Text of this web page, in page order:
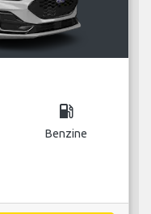
local_gas_station
Benzine